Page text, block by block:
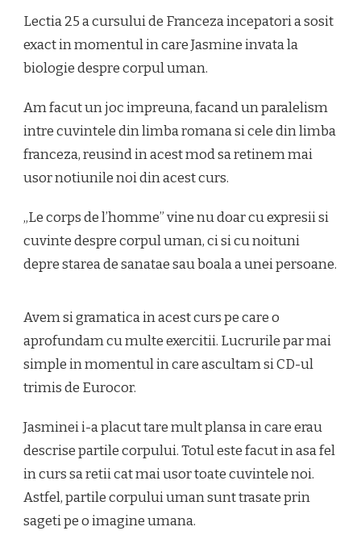
Lectia 25 a cursului de Franceza incepatori a sosit
exact in momentul in care Jasmine invata la
biologie despre corpul uman.
Am facut un joc impreuna, facand un paralelism
intre cuvintele din limba romana si cele din limba
franceza, reusind in acest mod sa retinem mai
usor notiunile noi din acest curs.
„Le corps de l’homme” vine nu doar cu expresii si
cuvinte despre corpul uman, ci si cu noituni
depre starea de sanatae sau boala a unei persoane.
Avem si gramatica in acest curs pe care o
aprofundam cu multe exercitii. Lucrurile par mai
simple in momentul in care ascultam si CD-ul
trimis de Eurocor.
Jasminei i-a placut tare mult plansa in care erau
descrise partile corpului. Totul este facut in asa fel
in curs sa retii cat mai usor toate cuvintele noi.
Astfel, partile corpului uman sunt trasate prin
sageti pe o imagine umana.